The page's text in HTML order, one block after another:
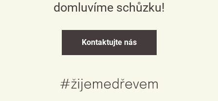
domluvíme schůzku!
Kontaktujte nás